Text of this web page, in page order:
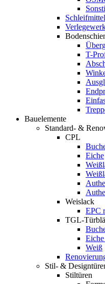
Schleifmittel
T-
Bauelemente
Standard- &
CPL
Eiche
Weislack
EPC
TGL-
Weiß
Stil- &
Stiltüren